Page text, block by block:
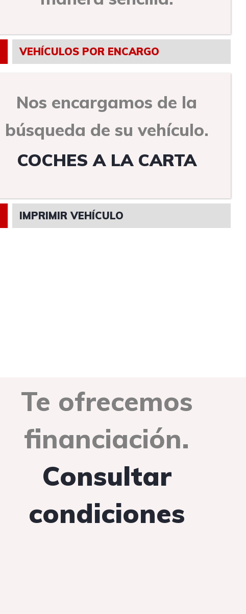
VEHÍCULOS POR ENCARGO
Nos encargamos de la
búsqueda de su vehículo.
COCHES A LA CARTA
IMPRIMIR VEHÍCULO
Te ofrecemos
financiación.
Consultar
condiciones